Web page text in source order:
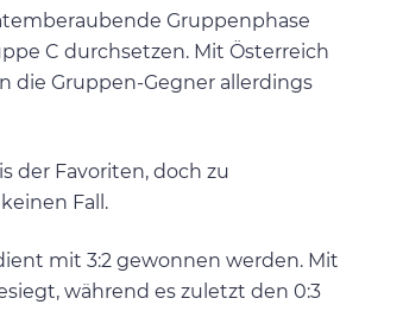
Gruppenphase
C durchsetzen. Mit Österreich
die Gruppen-Gegner allerdings
der Favoriten, doch zu
Fall.
mit 3:2 gewonnen werden. Mit
während es zuletzt den 0:3